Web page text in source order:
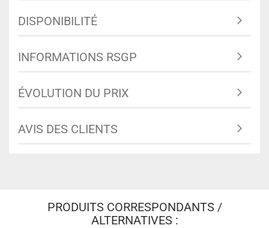
DISPONIBILITÉ
INFORMATIONS RSGP
ÉVOLUTION DU PRIX
AVIS DES CLIENTS
PRODUITS CORRESPONDANTS /
ALTERNATIVES :